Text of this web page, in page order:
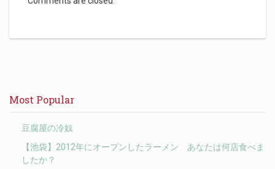
Most Popular
豆腐屋の冷奴
【池袋】2012年にオープンしたラーメン あなたは何店食べま
したか？